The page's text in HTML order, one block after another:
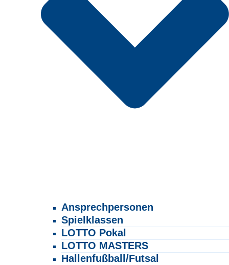
Ansprechpersonen
Spielklassen
LOTTO Pokal
LOTTO MASTERS
Hallenfußball/Futsal